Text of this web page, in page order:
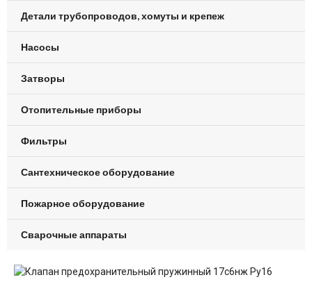
Детали трубопроводов, хомуты и крепеж
Насосы
Затворы
Отопительные приборы
Фильтры
Сантехническое оборудование
Пожарное оборудование
Сварочные аппараты